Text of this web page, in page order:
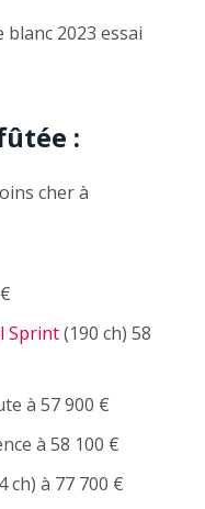
:
cher à
Sprint(190 ch) 58
à 57 900 €
à 58 100 €
ch) à 77 700 €